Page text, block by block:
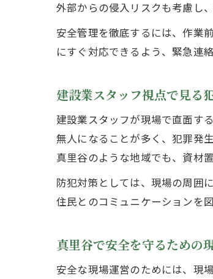
外部からの侵入リスクも考慮し
安全管理を徹底するには、作業
にすぐ対応できるよう、緊急連
建設業スタッフ視点で見る
建設業スタッフが現場で直面す
無人になることが多く、犯罪発
真里谷のような地域でも、資材
防犯対策としては、現場の周囲
住民とのコミュニケーションを
真里谷で安全を守るための
安全な現場運営のためには、現